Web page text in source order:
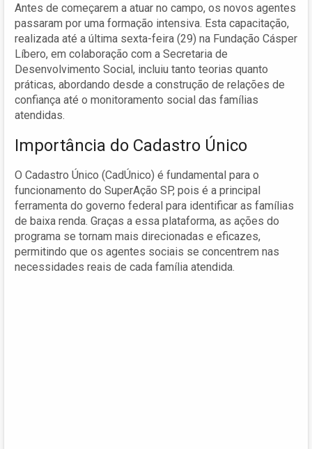
Antes de começarem a atuar no campo, os novos agentes
passaram por uma formação intensiva. Esta capacitação,
realizada até a última sexta-feira (29) na Fundação Cásper
Líbero, em colaboração com a Secretaria de
Desenvolvimento Social, incluiu tanto teorias quanto
práticas, abordando desde a construção de relações de
confiança até o monitoramento social das famílias
atendidas.
Importância do Cadastro Único
O Cadastro Único (CadÚnico) é fundamental para o
funcionamento do SuperAção SP, pois é a principal
ferramenta do governo federal para identificar as famílias
de baixa renda. Graças a essa plataforma, as ações do
programa se tornam mais direcionadas e eficazes,
permitindo que os agentes sociais se concentrem nas
necessidades reais de cada família atendida.